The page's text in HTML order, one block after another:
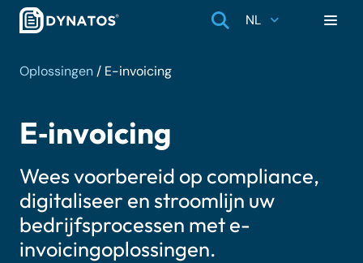
NL
Oplossingen / E-invoicing
E‑invoicing
Wees voorbereid op compliance,
digitaliseer en stroomlijn uw
bedrijfsprocessen met e-
invoicingoplossingen.